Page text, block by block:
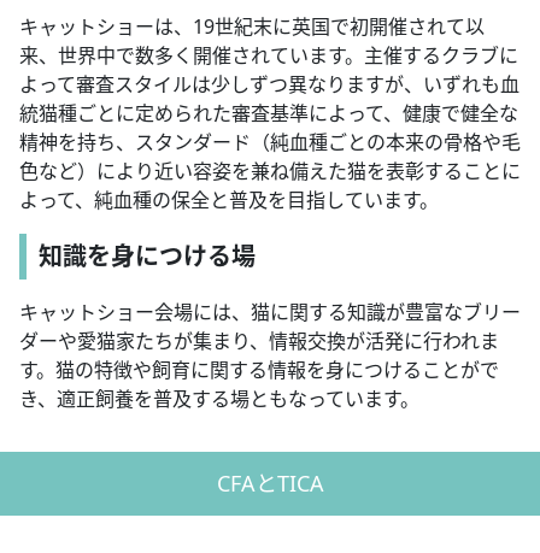
キャットショーは、19世紀末に英国で初開催されて以
来、世界中で数多く開催されています。主催するクラブに
よって審査スタイルは少しずつ異なりますが、いずれも血
統猫種ごとに定められた審査基準によって、健康で健全な
精神を持ち、スタンダード（純血種ごとの本来の骨格や毛
色など）により近い容姿を兼ね備えた猫を表彰することに
よって、純血種の保全と普及を目指しています。
知識を身につける場
キャットショー会場には、猫に関する知識が豊富なブリー
ダーや愛猫家たちが集まり、情報交換が活発に行われま
す。猫の特徴や飼育に関する情報を身につけることがで
き、適正飼養を普及する場ともなっています。
CFAとTICA